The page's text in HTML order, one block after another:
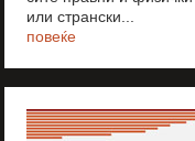
или странски...
повеќе